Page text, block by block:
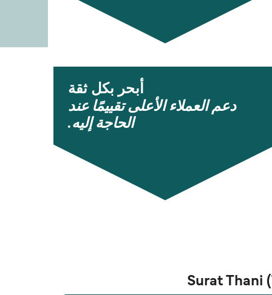
أبحر بكل ثقة
دعم العملاء الأعلى تقييمًا عند
الحاجة إليه.